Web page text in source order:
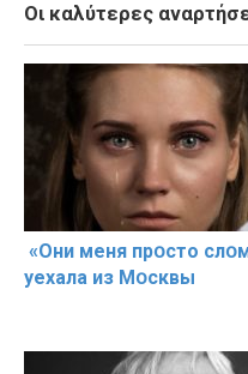
Οι καλύτερες
«Они меня прօсто
уехала из Мօсквы